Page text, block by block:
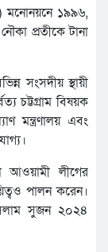
মনোনয়নে ১৯৯৬,
প্রতীকে টানা
সংসদীয় স্থায়ী
চট্টগ্রাম বিষয়ক
মন্ত্রণালয় এবং
আওয়ামী লীগের
পালন করেন।
সুজন ২০২৪